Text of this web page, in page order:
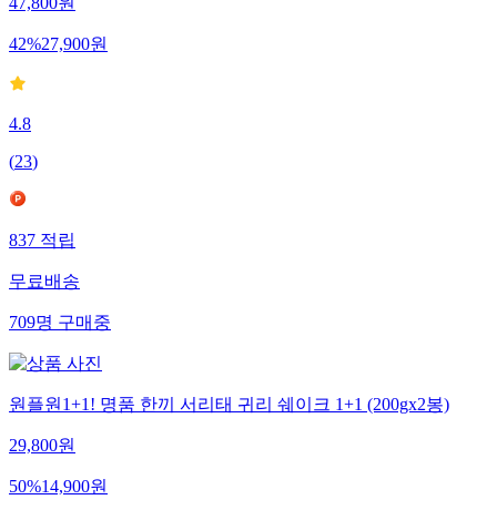
47,800원
42%27,900원
4.8
(23)
837적립
무료배송
709명구매중
원플원1+1! 명품 한끼 서리태 귀리 쉐이크 1+1 (200gx2봉)
29,800원
50%14,900원